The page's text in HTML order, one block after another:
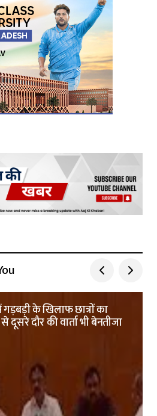
गड़बड़ी के खिलाफ छात्रों का
दौर की वार्ता भी बेनतीजा